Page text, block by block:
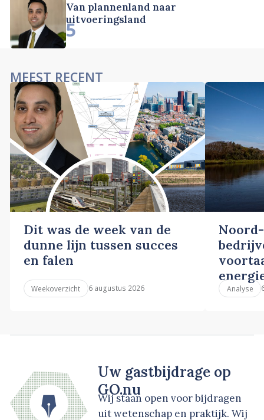
Van plannenland naar
uitvoeringsland
5
MEEST RECENT
Dit was de week van de
dunne lijn tussen succes
en falen
Weekoverzicht 6 augustus 2026 Analyse
Uw gastbijdrage op
GO.nu
Wij staan open voor bijdragen
uit wetenschap en praktijk. Wij